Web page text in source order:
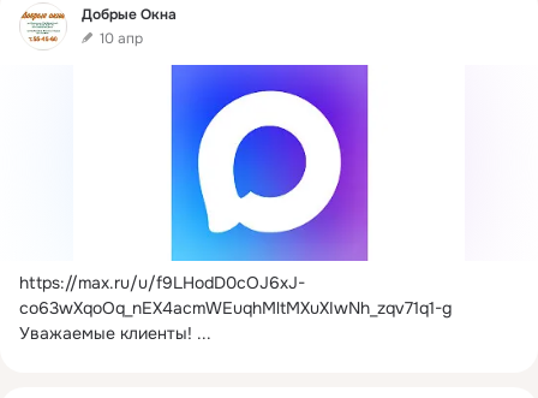
Фид
Добрые Окна
10 апр
https://max.ru/u/f9LHodD0cOJ6xJ-
co63wXqoOq_nEX4acmWEuqhMltMXuXIwNh_zqv71q1-g
Уважаемые клиенты! ...